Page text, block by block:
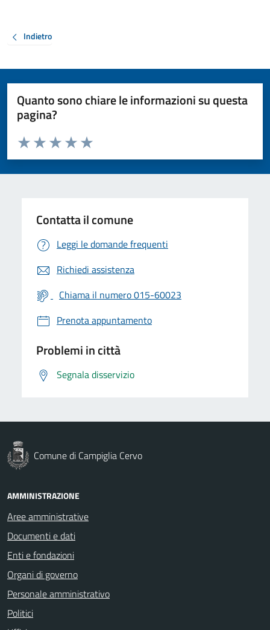
Indietro
Quanto sono chiare le informazioni su questa
pagina?
Valuta da 1 a 5 stelle la pagina
Valuta 5 stelle su 5
Valuta 4 stelle su 5
Valuta 3 stelle su 5
Valuta 2 stelle su 5
Valuta 1 stelle su 5
Contatta il comune
Leggi le domande frequenti
Richiedi assistenza
Chiama il numero 015-60023
Prenota appuntamento
Problemi in città
Segnala disservizio
Comune di Campiglia Cervo
AMMINISTRAZIONE
Aree amministrative
Documenti e dati
Enti e fondazioni
Organi di governo
Personale amministrativo
Politici